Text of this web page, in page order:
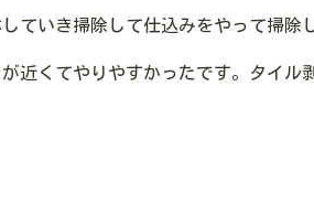
ていき掃除して仕込みをやって掃除
近くてやりやすかったです。タイル